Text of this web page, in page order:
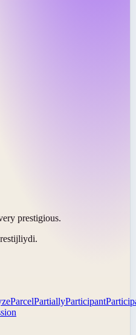
prestigious.
.
ParcelPartiallyParticipant